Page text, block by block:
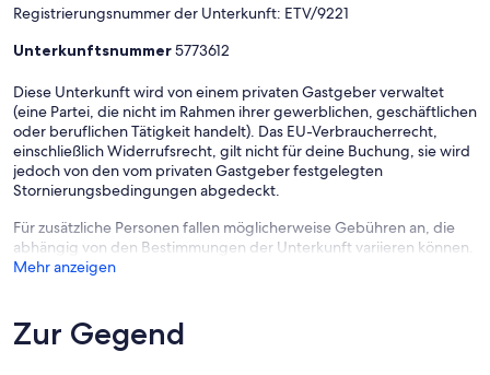
ausklingen lassen möchten – diese Villa ist der perfekte
Ausgangspunkt für Familien oder Gruppen die gemeinsam
unvergessliche Erinnerungen schaffen wollen.
heißen!
•Kurtaxe porto cristo.
In Porto Cristo (Mallorca) zahlen Urlauber die sogenannte Ecotasa
(Touristensteuer).
2,00 € pro Nacht und Person.
Ab der 9. Nacht sinkt die Abgabe um 50%
Kinder unter 16 Jahren sind befreit.
Die Kurtaxe ist bei der Ankunft in der Unterkunft zu entrichten.
Registrierungsnummer der Unterkunft: ETV/9221
Unterkunftsnummer5773612
Diese Unterkunft wird von einem privaten Gastgeber verwaltet
(eine Partei, die nicht im Rahmen ihrer gewerblichen, geschäftlichen
oder beruflichen Tätigkeit handelt). Das EU-Verbraucherrecht,
einschließlich Widerrufsrecht, gilt nicht für deine Buchung, sie wird
jedoch von den vom privaten Gastgeber festgelegten
Stornierungsbedingungen abgedeckt.
Für zusätzliche Personen fallen möglicherweise Gebühren an, die
abhängig von den Bestimmungen der Unterkunft variieren können.
Mehr anzeigen
Zur Gegend